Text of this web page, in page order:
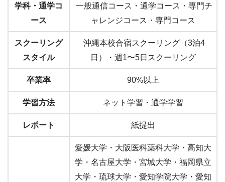
学科・通学コ
ース
一般通信コース・通学コース・専門チ
ャレンジコース・専門コース
スクーリング
スタイル
沖縄本校合宿スクーリング（3泊4
日）・週1〜5日スクーリング
卒業率 90%以上
学習方法 ネット学習・通学学習
レポート 紙提出
愛媛大学・大阪医科薬科大学・高知大
学・名古屋大学・宮城大学・福岡県立
大学・琉球大学・愛知学院大学・愛知